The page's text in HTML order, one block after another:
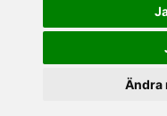
Ändra